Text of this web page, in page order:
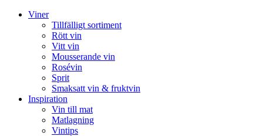
Viner
Tillfälligt sortiment
Rött vin
Vitt vin
Mousserande vin
Rosévin
Sprit
Smaksatt vin & fruktvin
Inspiration
Vin till mat
Matlagning
Vintips